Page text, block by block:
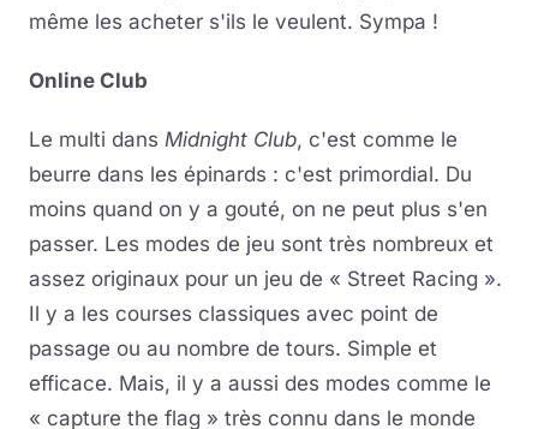
même les acheter s'ils le veulent. Sympa !
Online Club
Le multi dans Midnight Club, c'est comme le
beurre dans les épinards : c'est primordial. Du
moins quand on y a gouté, on ne peut plus s'en
passer. Les modes de jeu sont très nombreux et
assez originaux pour un jeu de « Street Racing ».
Il y a les courses classiques avec point de
passage ou au nombre de tours. Simple et
efficace. Mais, il y a aussi des modes comme le
« capture the flag » très connu dans le monde